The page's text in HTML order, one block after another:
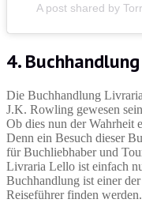
A post shared by
4.
Die Buchhandlung
J.K. Rowling gewesen
Ob dies nun der Wahrheit
Denn ein Besuch dieser
für Buchliebhaber und
Livraria Lello ist einfach
Buchhandlung ist einer
Reiseführer finden werden.